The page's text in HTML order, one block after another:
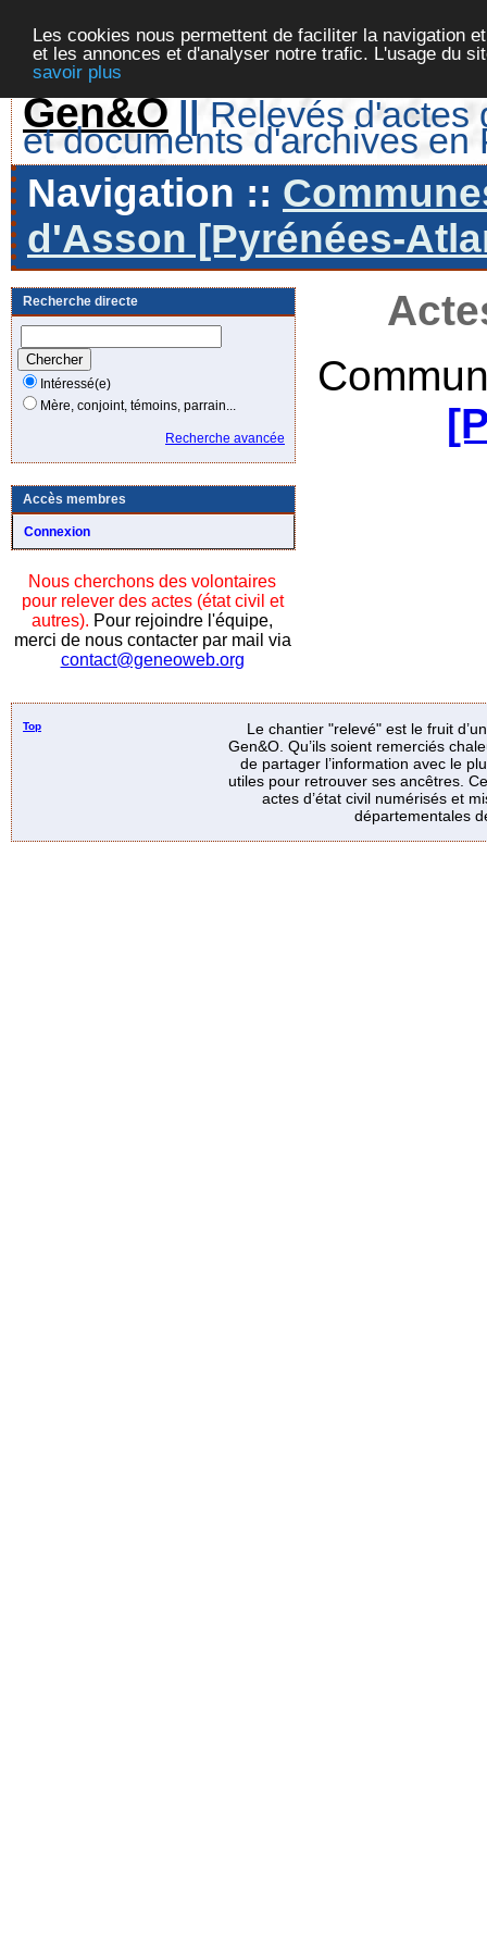
Les cookies nous permettent de faciliter la navigation
et les annonces et d'analyser notre trafic. L'usage du
savoir plus
Gen&O || Relevés d'actes
et documents d'archives en
Navigation ::
d'Asson [Pyrénées-
Recherche directe
Intéressé(e)
Mère, conjoint, témoins, parrain...
Recherche avancée
Accès membres
Connexion
Nous cherchons des volontaires
pour relever des actes (état civil et
autres). Pour rejoindre l'équipe,
merci de nous contacter par mail via
contact@geneoweb.org
Top
Le chantier "relevé" est le fruit
Gen&O. Qu’ils soient remerciés
de partager l’information avec le
utiles pour retrouver ses ancêtres.
actes d’état civil numérisés et
départementales